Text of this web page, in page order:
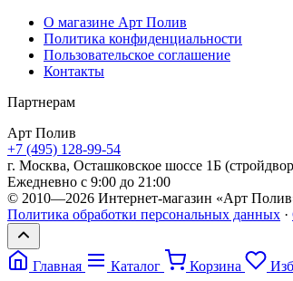
О магазине Арт Полив
Политика конфиденциальности
Пользовательское соглашение
Контакты
Партнерам
Арт Полив
+7 (495) 128-99-54
г. Москва, Осташковское шоссе 1Б
Ежедневно с 9:00 до 21:00
© 2010—2026 Интернет-магазин «Арт
Политика обработки персональных данных ·
Главная Каталог Корзина